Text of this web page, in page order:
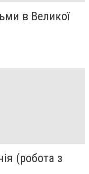
в Великої
(робота з